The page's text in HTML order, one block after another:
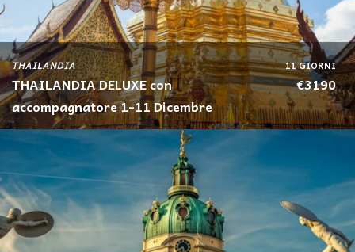
THAILANDIA
THAILANDIA DELUXE con
accompagnatore 1-11 Dicembre
11 GIORNI
€3190